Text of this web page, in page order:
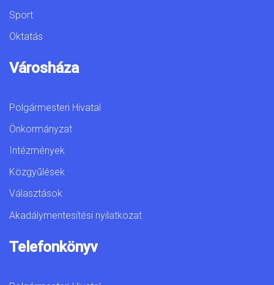
Sport
Oktatás
Városháza
Polgármesteri Hivatal
Önkormányzat
Intézmények
Közgyűlések
Választások
Akadálymentesítési nyilatkozat
Telefonkönyv